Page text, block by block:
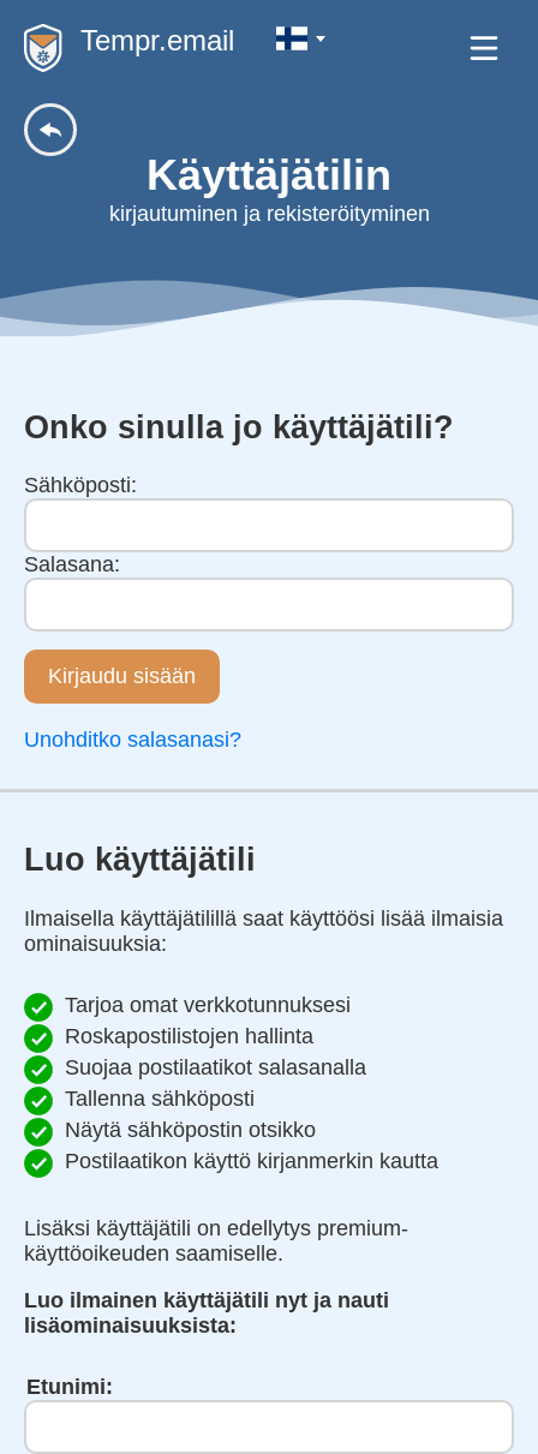
Tempr.email
Käyttäjätilin
kirjautuminen ja rekisteröityminen
Onko sinulla jo käyttäjätili?
Sähköposti:
Salasana:
Kirjaudu sisään
Unohditko salasanasi?
Luo käyttäjätili
Ilmaisella käyttäjätilillä saat käyttöösi lisää ilmaisia
ominaisuuksia:
Tarjoa omat verkkotunnuksesi
Roskapostilistojen hallinta
Suojaa postilaatikot salasanalla
Tallenna sähköposti
Näytä sähköpostin otsikko
Postilaatikon käyttö kirjanmerkin kautta
Lisäksi käyttäjätili on edellytys premium-
käyttöoikeuden saamiselle.
Luo ilmainen käyttäjätili nyt ja nauti
lisäominaisuuksista:
Etunimi: